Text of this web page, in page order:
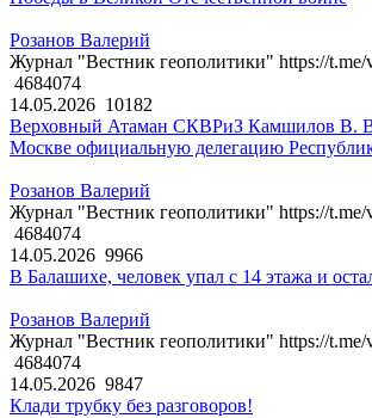
Розанов Валерий
Журнал "Вестник геополитики" https://t.me/
4684074
14.05.2026 10182
Верховный Атаман СКВРиЗ Камшилов В.
Москве официальную делегацию
Розанов Валерий
Журнал "Вестник геополитики" https://t.me/
4684074
14.05.2026 9966
В Балашихе, человек упал с 14 этажа и
Розанов Валерий
Журнал "Вестник геополитики" https://t.me/
4684074
14.05.2026 9847
Клади трубку без разговоров!